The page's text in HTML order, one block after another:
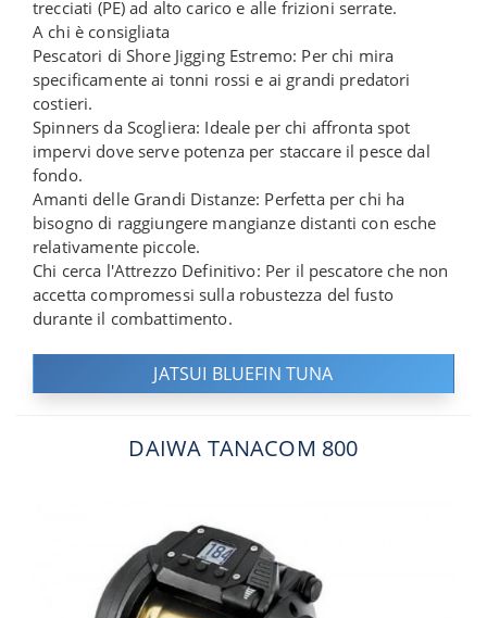
trecciati (PE) ad alto carico e alle frizioni serrate.
A chi è consigliata
Pescatori di Shore Jigging Estremo: Per chi mira
specificamente ai tonni rossi e ai grandi predatori
costieri.
Spinners da Scogliera: Ideale per chi affronta spot
impervi dove serve potenza per staccare il pesce dal
fondo.
Amanti delle Grandi Distanze: Perfetta per chi ha
bisogno di raggiungere mangianze distanti con esche
relativamente piccole.
Chi cerca l'Attrezzo Definitivo: Per il pescatore che non
accetta compromessi sulla robustezza del fusto
durante il combattimento.
JATSUI BLUEFIN TUNA
DAIWA TANACOM 800